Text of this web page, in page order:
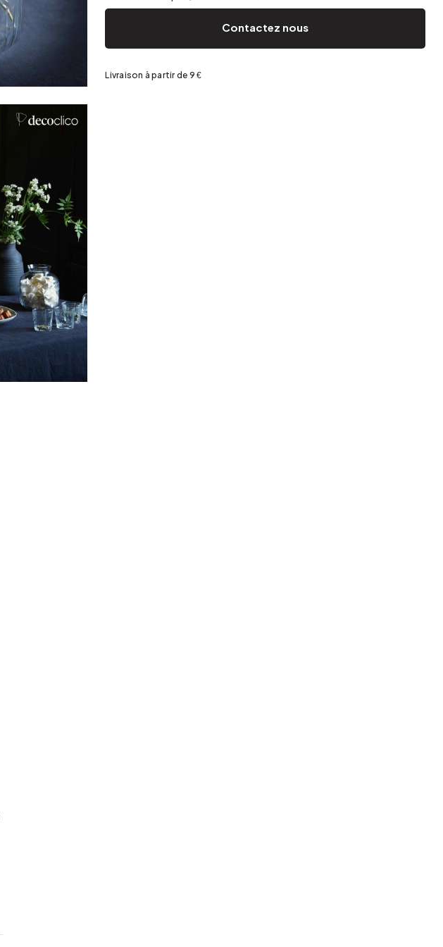
Jardin et terrasse
Rangement de printemps
Contactez nous
Livraison à partir de 9 €